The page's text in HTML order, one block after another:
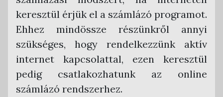
Tétel szerinti szűrés
API hívások listája
PTGSZLAH nyomtatvány
Egyenleg statisztikák
Hibridlevél
Számlaadat export ügyviteli program
Távértékesítés ÁFA kulcsok
Kerekítési szabályok
Számlák tárolása
keresztül érjük el a számlázó programot.
Ehhez mindössze részünkről annyi
szükséges, hogy rendelkezzünk aktív
internet kapcsolattal, ezen keresztül
pedig csatlakozhatunk az online
számlázó rendszerhez.